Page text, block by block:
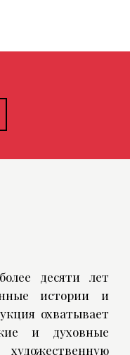
десяти лет
истории и
охватывает
и духовные